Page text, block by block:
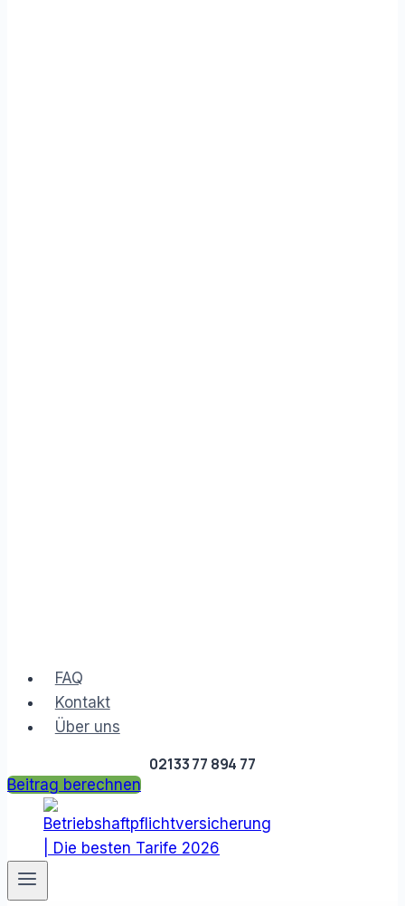
FAQ
Kontakt
Über uns
02133 77 894 77
Beitrag berechnen